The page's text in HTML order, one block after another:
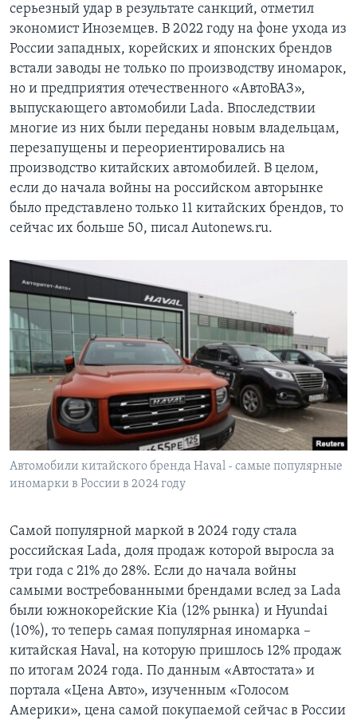
серьезный удар в результате санкций, отметил
экономист Иноземцев. В 2022 году на фоне ухода из
России западных, корейских и японских брендов
встали заводы не только по производству иномарок,
но и предприятия отечественного «АвтоВАЗ»,
выпускающего автомобили Lada. Впоследствии
многие из них были переданы новым владельцам,
перезапущены и переориентировались на
производство китайских автомобилей. В целом,
если до начала войны на российском авторынке
было представлено только 11 китайских брендов, то
сейчас их больше 50, писал Autonews.ru.
Автомобили китайского бренда Haval - самые популярные
иномарки в России в 2024 году
Самой популярной маркой в 2024 году стала
российская Lada, доля продаж которой выросла за
три года с 21% до 28%. Если до начала войны
самыми востребованными брендами вслед за Lada
были южнокорейские Kia (12% рынка) и Hyundai
(10%), то теперь самая популярная иномарка –
китайская Haval, на которую пришлось 12% продаж
по итогам 2024 года. По данным «Автостата» и
портала «Цена Авто», изученным «Голосом
Америки», цена самой покупаемой сейчас в России